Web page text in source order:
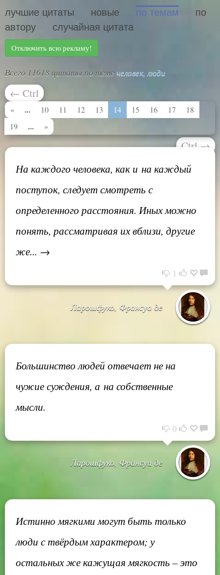
лучшие цитаты новые по темам
по
автору
случайная цитата
Отключить всю рекламу!
Всего 11618 цитаты по теме человек, люди
← Ctrl
« ... 10 11 12 13 14 15 16 17
18
19
... »
Ctrl →
На каждого человека, как и на каждый
поступок, следует смотреть с
определенного расстояния. Иных можно
понять, рассматривая их вблизи, другие
же... →
1
Ларошфуко, Франсуа де
Большинство людей отвечает не на
чужие суждения, а на собственные
мысли.
0
Ларошфуко, Франсуа де
Истинно мягкими могут быть только
люди с твёрдым характером; у
остальных же кажущая мягкость – это